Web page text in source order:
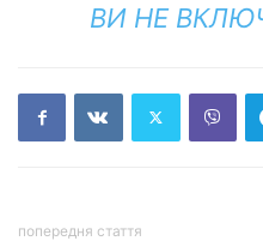
ВИ НЕ
попередня стаття